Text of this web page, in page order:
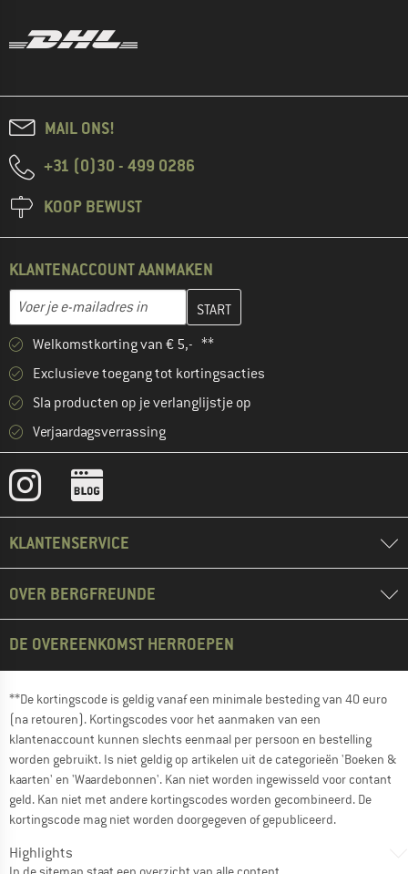
MAIL ONS!
+31 (0)30 - 499 0286
KOOP BEWUST
KLANTENACCOUNT AANMAKEN
E-mailadres
Vul je e-mailadres hier in en maak in de volgende stap je
Welkomstkorting van € 5,- **
Exclusieve toegang tot kortingsacties
Sla producten op je verlanglijstje op
Verjaardagsverrassing
KLANTENSERVICE
OVER BERGFREUNDE
DE OVEREENKOMST HERROEPEN
**De kortingscode is geldig vanaf een minimale besteding van 40 euro
(na retouren). Kortingscodes voor het aanmaken van een
klantenaccount kunnen slechts eenmaal per persoon en bestelling
worden gebruikt. Is niet geldig op artikelen uit de categorieën 'Boeken &
kaarten' en 'Waardebonnen'. Kan niet worden ingewisseld voor contant
geld. Kan niet met andere kortingscodes worden gecombineerd. De
kortingscode mag niet worden doorgegeven of gepubliceerd.
Highlights